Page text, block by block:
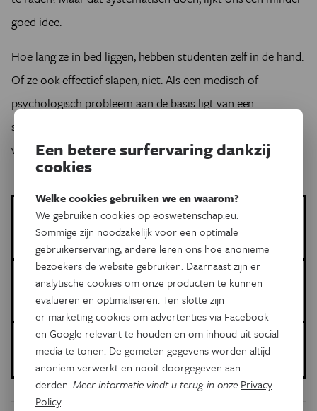
goed idee.
Hoe lang ze in bed liggen, hebben studenten zelf in de hand.
Of ze ook effectief slapen, niet. Als een medisch of
psychologisch probleem aan de basis ligt van een
slaaptekort, lijkt het zoeken van professionele hulp, ook
voor de studieresultaten, geen overbodige luxe.
Stijn Baert, Eddy Omey, Dieter Verhaest en Aurélie
Vermeir
Meer artikels van deze auteur
Meer over de volgende onderwerpen:
Psyche & Brein slaap studeren
Gepubliceerd op:
12 juni 2015
Een betere surfervaring dankzij
cookies
Welke cookies gebruiken we en waarom?
We gebruiken cookies op eoswetenschap.eu.
Sommige zijn noodzakelijk voor een optimale
gebruikerservaring, andere leren ons hoe anonieme
bezoekers de website gebruiken. Daarnaast zijn er
analytische cookies om onze producten te kunnen
evalueren en optimaliseren. Ten slotte zijn
er marketing cookies om advertenties via Facebook
en Google relevant te houden en om inhoud uit social
media te tonen. De gemeten gegevens worden altijd
anoniem verwerkt en nooit doorgegeven aan
derden.Meer informatie vindt u terug in onze Privacy
Policy.